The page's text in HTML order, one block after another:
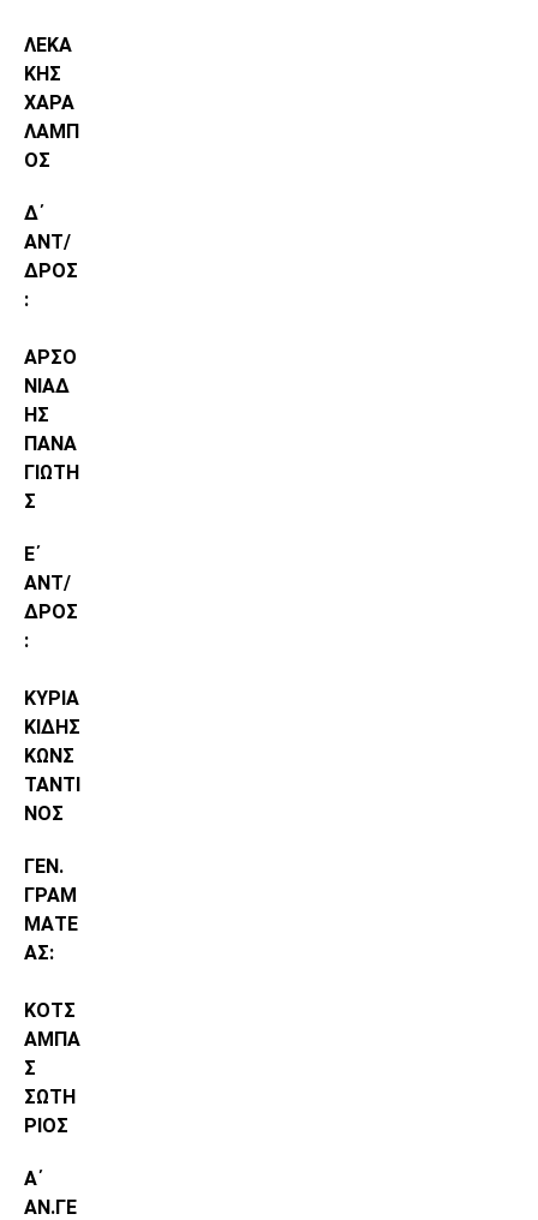
ΛΕΚΑ
ΚΗΣ
ΧΑΡΑ
ΛΑΜΠ
ΟΣ
Δ΄
ΑΝΤ/
ΔΡΟΣ
:
ΑΡΣΟ
ΝΙΑΔ
ΗΣ
ΠΑΝΑ
ΓΙΩΤΗ
Σ
Ε΄
ΑΝΤ/
ΔΡΟΣ
:
ΚΥΡΙΑ
ΚΙΔΗΣ
ΚΩΝΣ
ΤΑΝΤΙ
ΝΟΣ
ΓΕΝ.
ΓΡΑΜ
ΜΑΤΕ
ΑΣ:
ΚΟΤΣ
ΑΜΠΑ
Σ
ΣΩΤΗ
ΡΙΟΣ
Α΄
ΑΝ.ΓΕ